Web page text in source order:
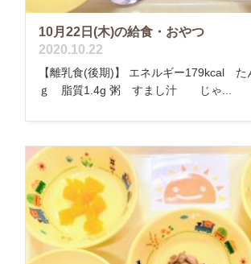
10月22日(木)の給食・おやつ
2020.10.22
【離乳食(後期)】 エネルギー179kcal た
ｇ 脂質1.4g 粥 すまし汁 じゃ...